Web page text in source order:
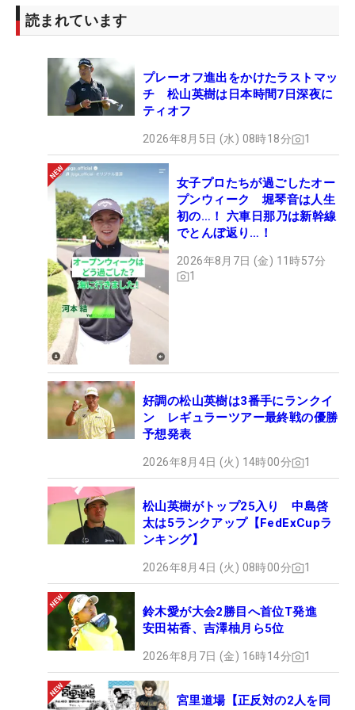
読まれています
プレーオフ進出をかけたラストマッ
チ 松山英樹は日本時間7日深夜に
ティオフ
2026年8月5日 (水) 08時18分 1
女子プロたちが過ごしたオー
プンウィーク 堀琴音は人生
初の…！ 六車日那乃は新幹線
でとんぼ返り…！
2026年8月7日 (金) 11時57分
1
好調の松山英樹は3番手にランクイ
ン レギュラーツアー最終戦の優勝
予想発表
2026年8月4日 (火) 14時00分 1
松山英樹がトップ25入り 中島啓
太は5ランクアップ【FedExCupラ
ンキング】
2026年8月4日 (火) 08時00分 1
鈴木愛が大会2勝目へ首位T発進
安田祐香、吉澤柚月ら5位
2026年8月7日 (金) 16時14分 1
宮里道場【正反対の2人を同